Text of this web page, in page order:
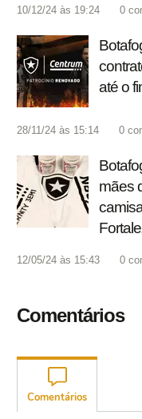
10/12/24 às 19:24 0
até o
28/11/24 às 15:14 0
mães
12/05/24 às 15:43 0
Comentários